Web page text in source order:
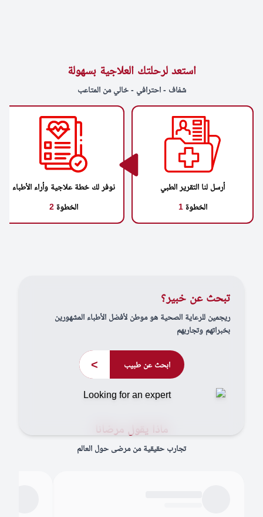
استعد لرحلتك العلاجية بسهولة
شفاف - احترافي - خالي من المتاعب
أرسل لنا التقرير الطبي
الخطوة1
نوفر لك خطة علاجية وأراء الأطباء
الخطوة2
تبحث عن خبير؟
ريجمين للرعاية الصحية هو موطن لأفضل الأطباء المشهورين
بخبراتهم وتجاربهم
ابحث عن طبيب >
ماذا يقول مرضانا
تجارب حقيقية من مرضى حول العالم